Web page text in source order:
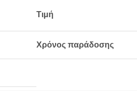
Τιμή
Χρόνος παράδοσης